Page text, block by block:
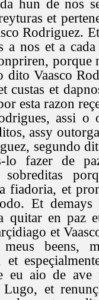
hun de nos
et
Rodriguez.
a nos et a
porque
dito Vaasco
custas et
esta razon
assi o
assy
segundo
lo fazer de
sobreditas
fiadoria, et
Et
quitar en paz
et
beens,
et
eu aio de ave
Lugo, et